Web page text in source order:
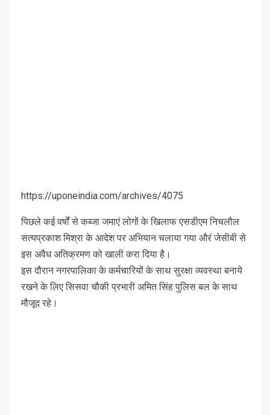
https://uponeindia.com/archives/4075
पिछले कई वर्षों से कब्जा जमाएं लोगों के खिलाफ एसडीएम निचलौल
सत्यप्रकाश मिश्रा के आदेश पर अभियान चलाया गया औरं जेसीबी से
इस अवैध अतिक्रमण को खाली करा दिया है।
इस दौरान नगरपालिका के कर्मचारियों के साथ सुरक्षा व्यवस्था बनाये
रखने के लिए सिसवा चौकी प्रभारी अमित सिंह पुलिस बल के साथ
मौजूद रहे।